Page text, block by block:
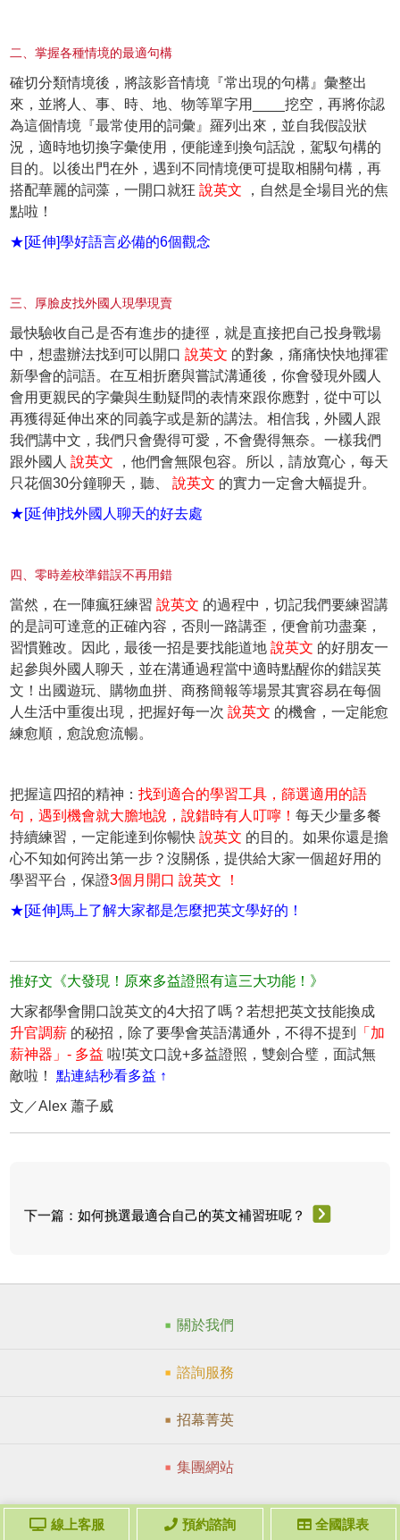
線上客服 預約諮詢 全國課表
二、掌握各種情境的最適句構
確切分類情境後，將該影音情境『常出現的句構』彙整出
來，並將人、事、時、地、物等單字用____挖空，再將你認
為這個情境『最常使用的詞彙』羅列出來，並自我假設狀
況，適時地切換字彙使用，便能達到換句話說 ，駕馭句構的
目的。以後出門在外，遇到不同情境便可提取相關句構，再
搭配華麗的詞藻，一開口就狂說英文 ，自然是全場目光的焦
點啦！
★[延伸]學好語言必備的6個觀念
三、厚臉皮找外國人現學現賣
最快驗收自己是否有進步的捷徑，就是直接把自己投身戰場
中，想盡辦法找到可以開口說英文 的對象，痛痛快快地揮霍
新學會的詞語。在互相折磨與嘗試溝通後，你會發現外國人
會用更親民的字彙與生動疑問的表情來跟你應對，從中可以
再獲得延伸出來的同義字或是新的講法。相信我，外國人跟
我們講中文，我們只會覺得可愛，不會覺得無奈。一樣我們
跟外國人說英文 ，他們會無限包容。所以，請放寬心，每天
只花個30分鐘聊天，聽、說英文 的實力一定會大幅提升。
★[延伸]找外國人聊天的好去處
四、零時差校準錯誤不再用錯
當然，在一陣瘋狂練習說英文 的過程中，切記我們要練習講
的是詞可達意的正確內容，否則一路講歪，便會前功盡棄，
習慣難改。因此，最後一招是要找能道地說英文 的好朋友一
起參與外國人聊天，並在溝通過程當中適時點醒你的錯誤英
文！出國遊玩、購物血拼、商務簡報等場景其實容易在每個
人生活中重復出現，把握好每一次說英文 的機會，一定能愈
練愈順，愈說愈流暢。
把握這四招的精神：找到適合的學習工具 ，篩選適用的語
句 ，遇到機會就大膽地說 ，說錯時有人叮嚀 ！每天少量多餐
持續練習，一定能達到你暢快說英文 的目的。如果你還是擔
心不知如何跨出第一步？沒關係，提供給大家一個超好用的
學習平台，保證3個月開口 說英文 ！
★[延伸]馬上了解大家都是怎麼把英文學好的！
推好文《大發現！原來多益證照有這三大功能！》
大家都學會開口說英文的4大招了嗎？若想把英文技能換成
升官調薪 的秘招，除了要學會英語溝通外，不得不提到
「加
薪神器」- 多益 啦!英文口說+多益證照，雙劍合璧，面試無
敵啦！點連結秒看多益 ↑
文／Alex 蕭子威
下一篇：如何挑選最適合自己的英文補習班呢？
關於我們
諮詢服務
招幕菁英
集團網站